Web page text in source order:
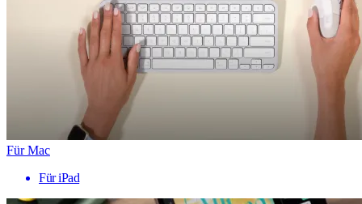
Für Mac
Für iPad